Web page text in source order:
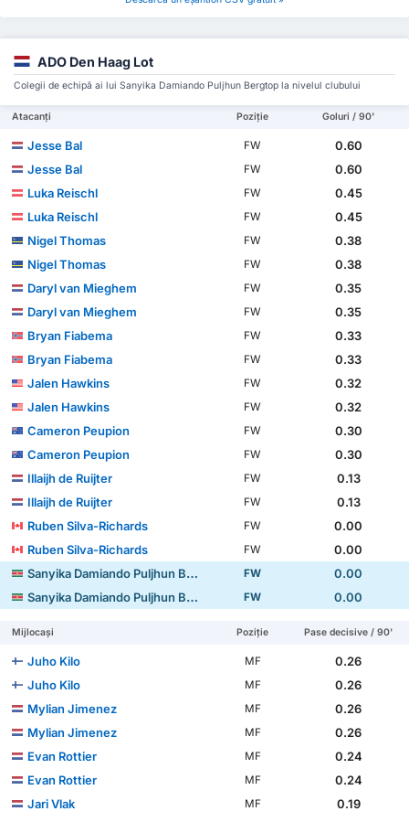
ADO Den Haag Lot
Colegii de echipă ai lui Sanyika Damiando Puljhun Bergtop la nivelul clubului
Atacanți Poziție Goluri / 90'
Jesse Bal FW
0.60
Jesse Bal
FW
0.60
Luka Reischl
FW
0.45
Luka Reischl
FW
0.45
Nigel Thomas
FW
0.38
Nigel Thomas
FW
0.38
Daryl van Mieghem
FW
0.35
Daryl van Mieghem
FW
0.35
Bryan Fiabema
FW
0.33
Bryan Fiabema
FW
0.33
Jalen Hawkins
FW
0.32
Jalen Hawkins
FW
0.32
Cameron Peupion
FW
0.30
Cameron Peupion
FW
0.30
Illaijh de Ruijter
FW
0.13
Illaijh de Ruijter
FW
0.13
Ruben Silva-Richards
FW
0.00
Ruben Silva-Richards
FW
0.00
Sanyika Damiando Puljhun Bergtop
FW
0.00
Sanyika Damiando Puljhun Bergtop
FW 0.00
Mijlocași Poziție Pase decisive / 90'
Juho Kilo MF
0.26
Juho Kilo
MF
0.26
Mylian Jimenez
MF
0.26
Mylian Jimenez
MF
0.26
Evan Rottier
MF
0.24
Evan Rottier
MF
0.24
Jari Vlak
MF
0.19